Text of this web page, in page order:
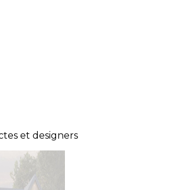
et designers